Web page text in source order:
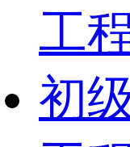
工
初